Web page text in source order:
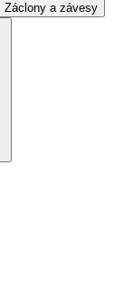
Záclony a závesy